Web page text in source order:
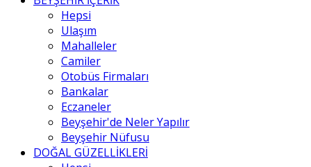
Hepsi
Ulaşım
Mahalleler
Camiler
Otobüs Firmaları
Bankalar
Eczaneler
Beyşehir'de Neler Yapılır
Beyşehir Nüfusu
DOĞAL GÜZELLİKLERİ